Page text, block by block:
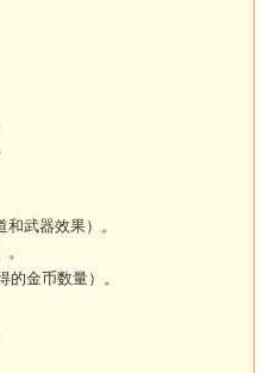
武器效果）。
金币数量）。